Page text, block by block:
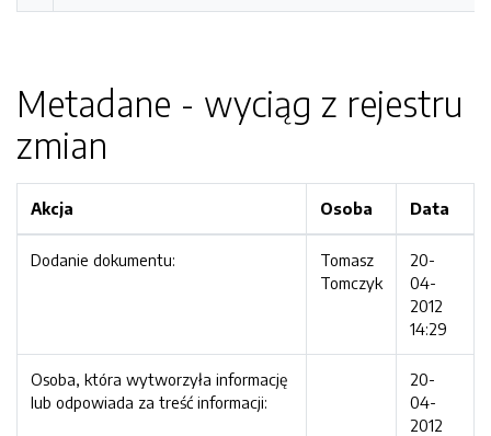
Metadane - wyciąg z rejestru
zmian
Akcja Osoba Data
Dodanie dokumentu:
Tomasz
Tomczyk
20-
04-
2012
14:29
Osoba, która wytworzyła informację
lub odpowiada za treść informacji:
20-
04-
2012